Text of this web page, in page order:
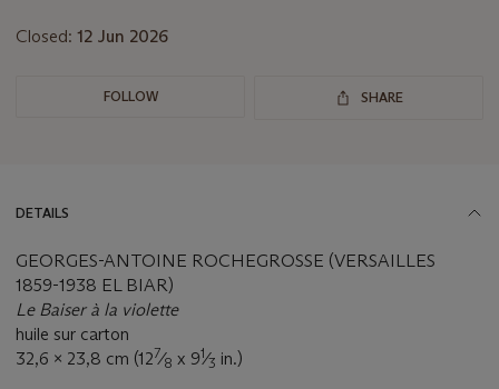
Closed: 12 Jun 2026
FOLLOW SHARE
DETAILS
GEORGES-ANTOINE ROCHEGROSSE (VERSAILLES
1859-1938 EL BIAR)
Le Baiser à la violette
huile sur carton
32,6 x 23,8 cm (127⁄8 x 91⁄3 in.)